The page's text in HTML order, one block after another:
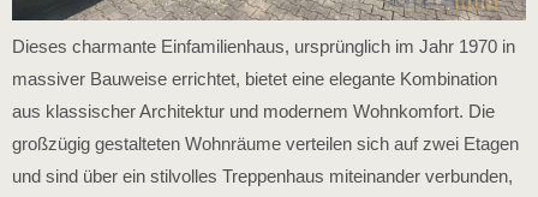
Dieses charmante Einfamilienhaus, ursprünglich im Jahr 1970 in
massiver Bauweise errichtet, bietet eine elegante Kombination
aus klassischer Architektur und modernem Wohnkomfort. Die
großzügig gestalteten Wohnräume verteilen sich auf zwei Etagen
und sind über ein stilvolles Treppenhaus miteinander verbunden,